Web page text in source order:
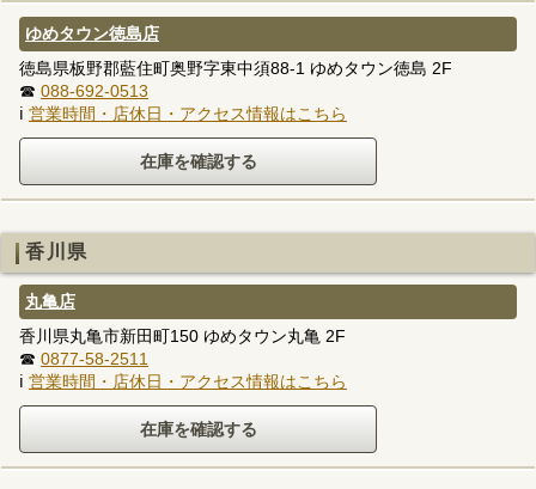
ゆめタウン徳島店
徳島県板野郡藍住町奥野字東中須88-1 ゆめタウン徳島 2F
☎ 088-692-0513
ℹ 営業時間・店休日・アクセス情報はこちら
香川県
丸亀店
香川県丸亀市新田町150 ゆめタウン丸亀 2F
☎ 0877-58-2511
ℹ 営業時間・店休日・アクセス情報はこちら